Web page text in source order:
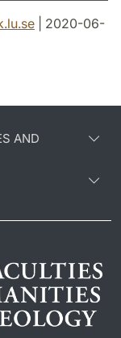
.se | 2020-06-
AND